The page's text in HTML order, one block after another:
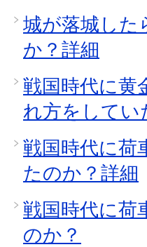
城が落城した
か？詳細
戦国時代に黄
れ方をしてい
戦国時代に荷
たのか？詳細
戦国時代に荷
のか？